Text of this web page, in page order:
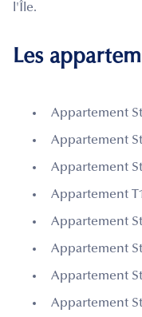
l'Île.
Les
Appartement
Appartement
Appartement
Appartement
Appartement
Appartement
Appartement
Appartement